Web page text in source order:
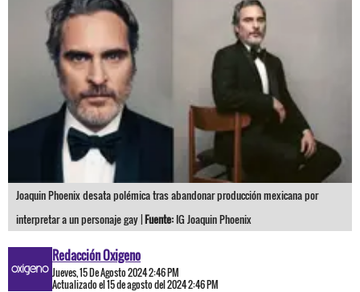
Joaquin Phoenix desata polémica tras abandonar producción mexicana por
interpretar a un personaje gay |Fuente: IG Joaquin Phoenix
Redacción Oxigeno
Jueves, 15 De Agosto 2024 2:46 PM
Actualizado el 15 de agosto del 2024 2:46 PM